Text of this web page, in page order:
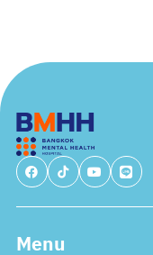
Menu